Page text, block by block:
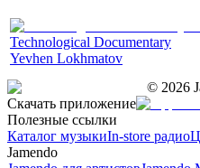
Technological Documentary
Yevhen Lokhmatov
© 2026
Скачать приложение
Полезные ссылки
Каталог музыкиIn-store радио
Jamendo